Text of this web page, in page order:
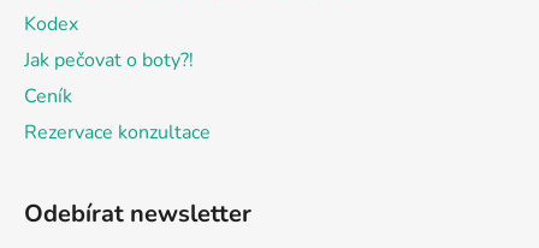
Kodex
Jak pečovat o boty?!
Ceník
Rezervace konzultace
Odebírat newsletter